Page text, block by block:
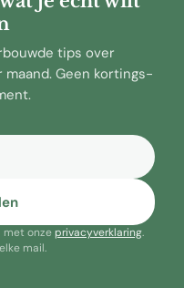
tips over
Geen kortings-
met onzeprivacyverklaring.
mail.